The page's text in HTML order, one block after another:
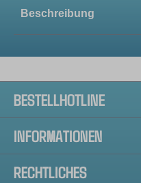
Beschreibung
BESTELLHOTLINE
INFORMATIONEN
RECHTLICHES